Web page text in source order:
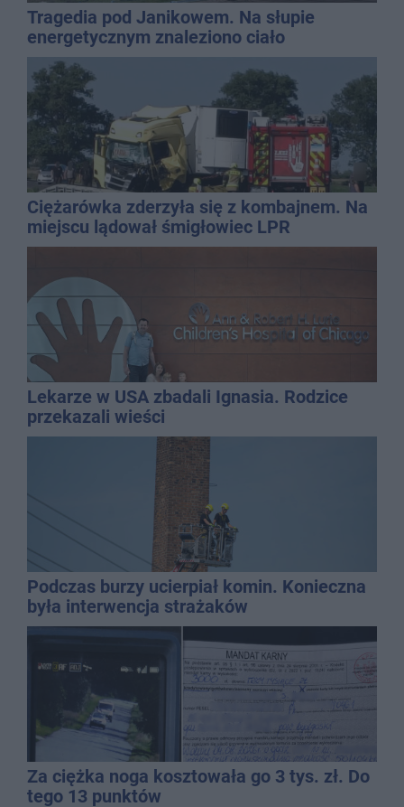
Tragedia pod Janikowem. Na słupie
energetycznym znaleziono ciało
mężczyzny
Ciężarówka zderzyła się z kombajnem. Na
miejscu lądował śmigłowiec LPR
Lekarze w USA zbadali Ignasia. Rodzice
przekazali wieści
Podczas burzy ucierpiał komin. Konieczna
była interwencja strażaków
Za ciężka noga kosztowała go 3 tys. zł. Do
tego 13 punktów